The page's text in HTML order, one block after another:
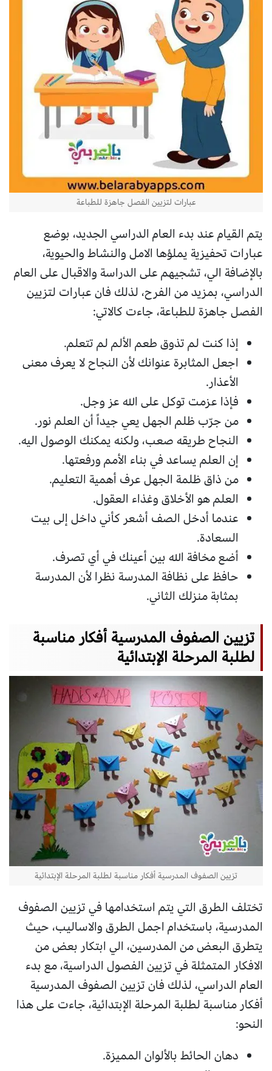
عبارات لتزيين الفصل جاهزة للطباعة
يتم القيام عند بدء العام الدراسي الجديد، بوضع
عبارات تحفيزية يملؤها الامل والنشاط والحيوية،
بالإضافة الي، تشجيهم على الدراسة والاقبال على العام
الدراسي، بمزيد من الفرح، لذلك فان عبارات لتزيين
الفصل جاهزة للطباعة، جاءت كالاتي:
إذا كنت لم تذوق طعم الألم لم تتعلم.
اجعل المثابرة عنوانك لأن النجاح لا يعرف معنى
الأعذار.
فإذا عزمت توكل على الله عز وجل.
من جرّب ظلم الجهل يعي جيداً أن العلم نور.
النجاح طريقه صعب، ولكنه يمكنك الوصول اليه.
إن العلم يساعد في بناء الأمم ورفعتها.
من ذاق ظلمة الجهل عرف أهمية التعليم.
العلم هو الأخلاق وغذاء العقول.
عندما أدخل الصف أشعر كأني داخل إلى بيت
السعادة.
أضع مخافة الله بين أعينك في أي تصرف.
حافظ على نظافة المدرسة نظرا لأن المدرسة
بمثابة منزلك الثاني.
تزيين الصفوف المدرسية أفكار مناسبة
لطلبة المرحلة الإبتدائية
تزيين الصفوف المدرسية أفكار مناسبة لطلبة المرحلة الإبتدائية
تختلف الطرق التي يتم استخدامها في تزيين الصفوف
المدرسية، باستخدام اجمل الطرق والاساليب، حيث
يتطرق البعض من المدرسين، الي ابتكار بعض من
الافكار المتمثلة في تزيين الفصول الدراسية، مع بدء
العام الدراسي، لذلك فان تزيين الصفوف المدرسية
أفكار مناسبة لطلبة المرحلة الإبتدائية، جاءت على هذا
النحو:
دهان الحائط بالألوان المميزة.